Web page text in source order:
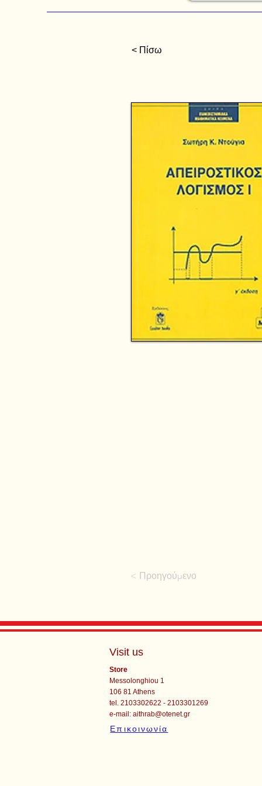
< Πίσω
< Προηγούμενο
Visit us
Store
Messolonghiou 1
106 81 Athens
tel. 2103302622 - 2103301269
e-mail:aithrab@otenet.gr
Επικοινωνία